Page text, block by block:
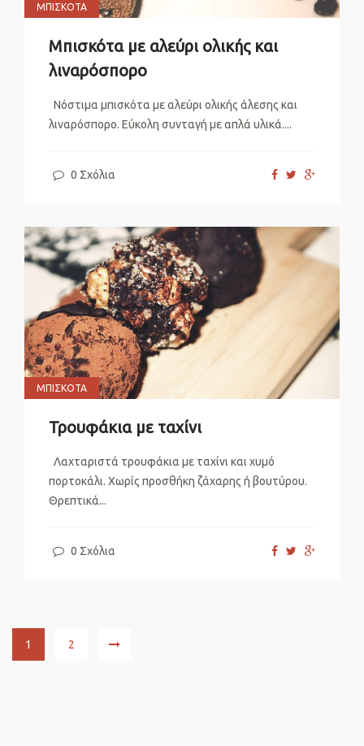
ΜΠΙΣΚΌΤΑ
Μπισκότα με αλεύρι ολικής και
λιναρόσπορο
Νόστιμα μπισκότα με αλεύρι ολικής άλεσης και
λιναρόσπορο. Εύκολη συνταγή με απλά υλικά....
0 Σχόλια
ΜΠΙΣΚΌΤΑ
Τρουφάκια με ταχίνι
Λαχταριστά τρουφάκια με ταχίνι και χυμό
πορτοκάλι. Χωρίς προσθήκη ζάχαρης ή βουτύρου.
Θρεπτικά...
0 Σχόλια
1 2